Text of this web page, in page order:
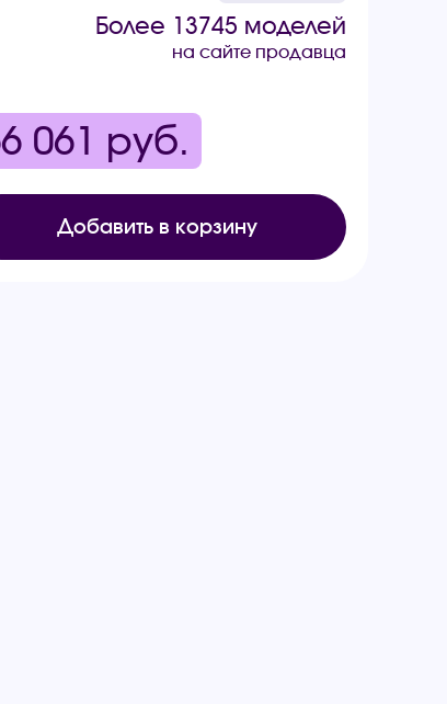
Более 13745 моделей
на сайте продавца
061 руб.
Добавить в корзину